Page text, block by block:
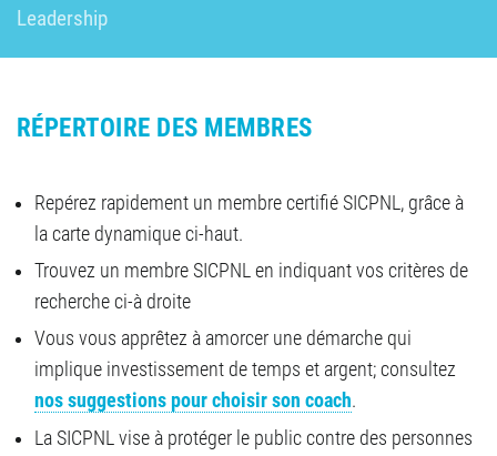
Leadership
RÉPERTOIRE DES MEMBRES
Repérez rapidement un membre certifié SICPNL, grâce à
la carte dynamique ci-haut.
Trouvez un membre SICPNL en indiquant vos critères de
recherche ci-à droite
Vous vous apprêtez à amorcer une démarche qui
implique investissement de temps et argent; consultez
nos suggestions pour choisir son coach.
La SICPNL vise à protéger le public contre des personnes